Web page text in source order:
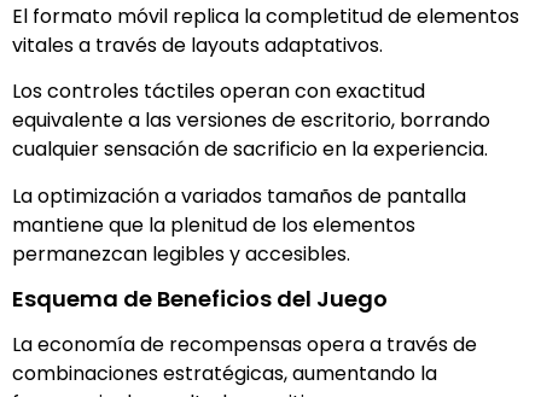
El formato móvil replica la completitud de elementos
vitales a través de layouts adaptativos.
Los controles táctiles operan con exactitud
equivalente a las versiones de escritorio, borrando
cualquier sensación de sacrificio en la experiencia.
La optimización a variados tamaños de pantalla
mantiene que la plenitud de los elementos
permanezcan legibles y accesibles.
Esquema de Beneficios del Juego
La economía de recompensas opera a través de
combinaciones estratégicas, aumentando la